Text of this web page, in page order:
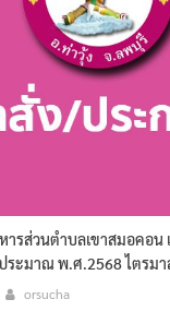
รส่วนตำบลเขาสมอคอน
ระมาณ พ.ศ.2568 ไตรมา
orsucha